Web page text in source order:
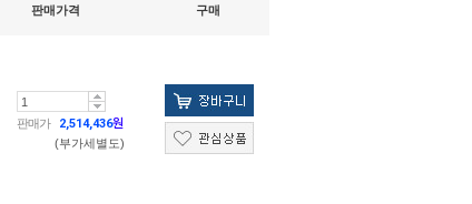
판매가격 구매
판매가 2,514,436원
(부가세별도)